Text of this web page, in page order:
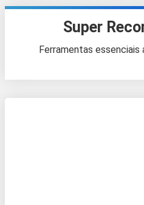
Super
Ferramentas